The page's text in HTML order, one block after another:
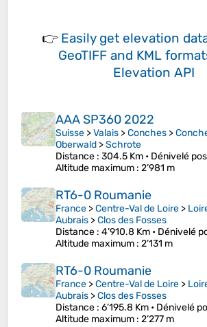
👉 Easily get elevation
GeoTIFF and KML
Elevation API
AAA SP360 2022
Suisse >Valais >Conches >
Oberwald >Schrote
Distance : 304.5 Km • Dénivelé
Altitude maximum : 2’981 m
RT6-0 Roumanie
France >Centre-Val de Loire >
Aubrais >Clos des Fosses
Distance : 4’910.8 Km • Dénivelé
Altitude maximum : 2’131 m
RT6-0 Roumanie
France >Centre-Val de Loire >
Aubrais >Clos des Fosses
Distance : 6’195.8 Km • Dénivelé
Altitude maximum : 2’277 m